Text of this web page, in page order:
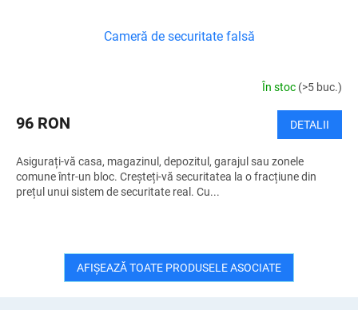
Cameră de securitate falsă
În stoc (>5 buc.)
96 RON DETALII
Asigurați-vă casa, magazinul, depozitul, garajul sau zonele
comune într-un bloc. Creșteți-vă securitatea la o fracțiune din
prețul unui sistem de securitate real. Cu...
AFIŞEAZĂ TOATE PRODUSELE ASOCIATE